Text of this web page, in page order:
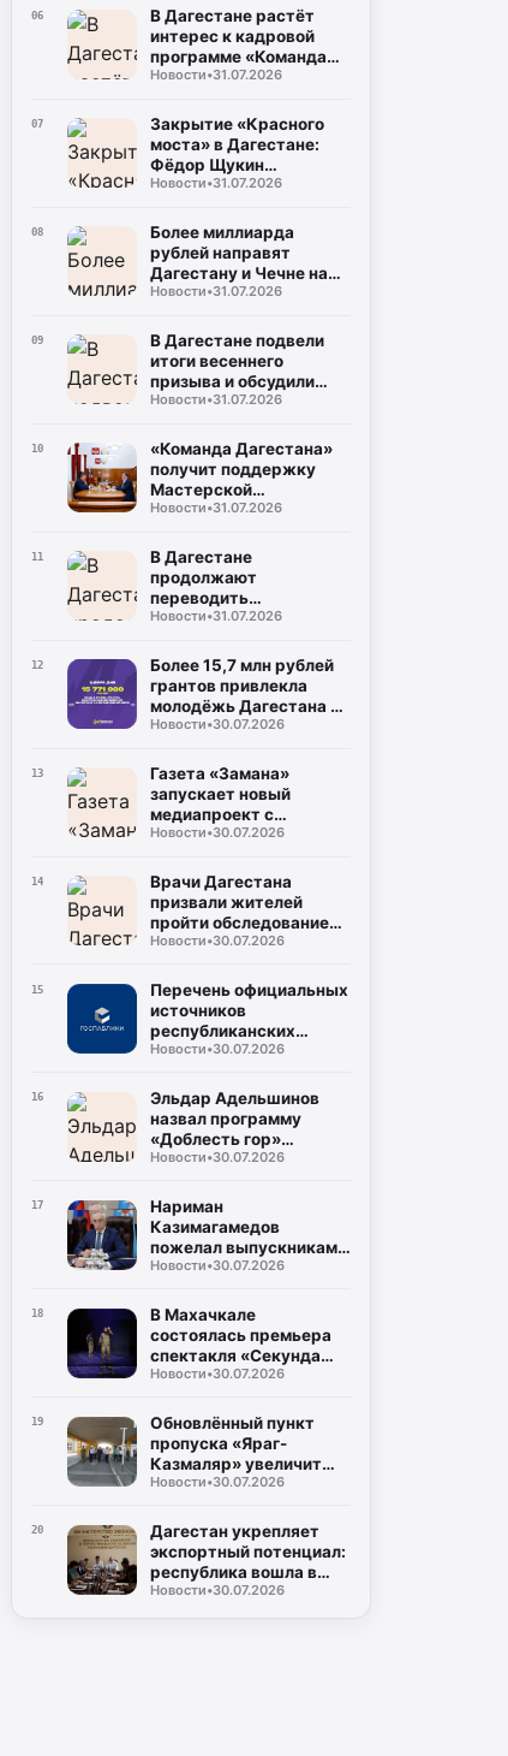
06
В Дагестане растёт
интерес к кадровой
программе «Команда
Дагестана»
Новости•31.07.2026
07
Закрытие «Красного
моста» в Дагестане:
Фёдор Щукин
потребовал ускорить
Новости•31.07.2026
08
Более миллиарда
рублей направят
Дагестану и Чечне на
помощь пострадавшим
Новости•31.07.2026
09
В Дагестане подвели
итоги весеннего
призыва и обсудили
набор на контрактную
Новости•31.07.2026
10
«Команда Дагестана»
получит поддержку
Мастерской
управления «Сенеж»
Новости•31.07.2026
11
В Дагестане
продолжают
переводить
газопроводы под землю
безопасности
Новости•31.07.2026
12
Более 15,7 млн рублей
грантов привлекла
молодёжь Дагестана в
2026 году
Новости•30.07.2026
13
Газета «Замана»
запускает новый
медиапроект с
участием известных
Новости•30.07.2026
14
Врачи Дагестана
призвали жителей
пройти обследование
на гепатит С во время
Новости•30.07.2026
15
Перечень официальных
источников
республиканских
средств массовой
Новости•30.07.2026
16
Эльдар Адельшинов
назвал программу
«Доблесть гор»
важным ресурсом для
Новости•30.07.2026
17
Нариман
Казимагамедов
пожелал выпускникам
программы «Доблесть
государственной
службе
Новости•30.07.2026
18
В Махачкале
состоялась премьера
спектакля «Секунда
сомнений»,
специальной военной
операции
Новости•30.07.2026
19
Обновлённый пункт
пропуска «Яраг-
Казмаляр» увеличит
грузопоток через
Новости•30.07.2026
20
Дагестан укрепляет
экспортный потенциал:
республика вошла в
число лидеров по
Новости•30.07.2026